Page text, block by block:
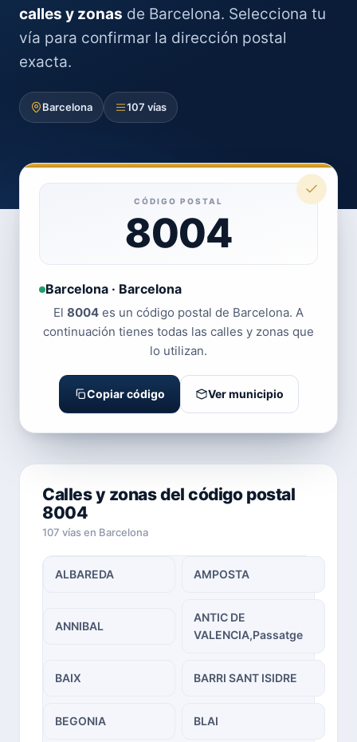
calles y zonas de Barcelona. Selecciona tu
vía para confirmar la dirección postal
exacta.
Barcelona 107 vías
CÓDIGO POSTAL
8004
Barcelona · Barcelona
El 8004 es un código postal de Barcelona. A
continuación tienes todas las calles y zonas que
lo utilizan.
Copiar código Ver municipio
Calles y zonas del código postal
8004
107 vías en Barcelona
ALBAREDA AMPOSTA
ANNIBAL
ANTIC DE
VALENCIA,Passatge
BAIX BARRI SANT ISIDRE
BEGONIA BLAI